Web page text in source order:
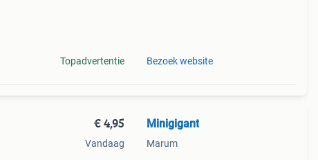
Topadvertentie Bezoek website
€ 4,95
Vandaag
Minigigant
Marum